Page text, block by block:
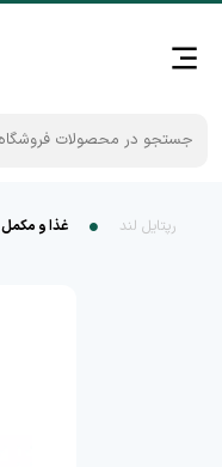
رپتایل لند غذا و مکمل